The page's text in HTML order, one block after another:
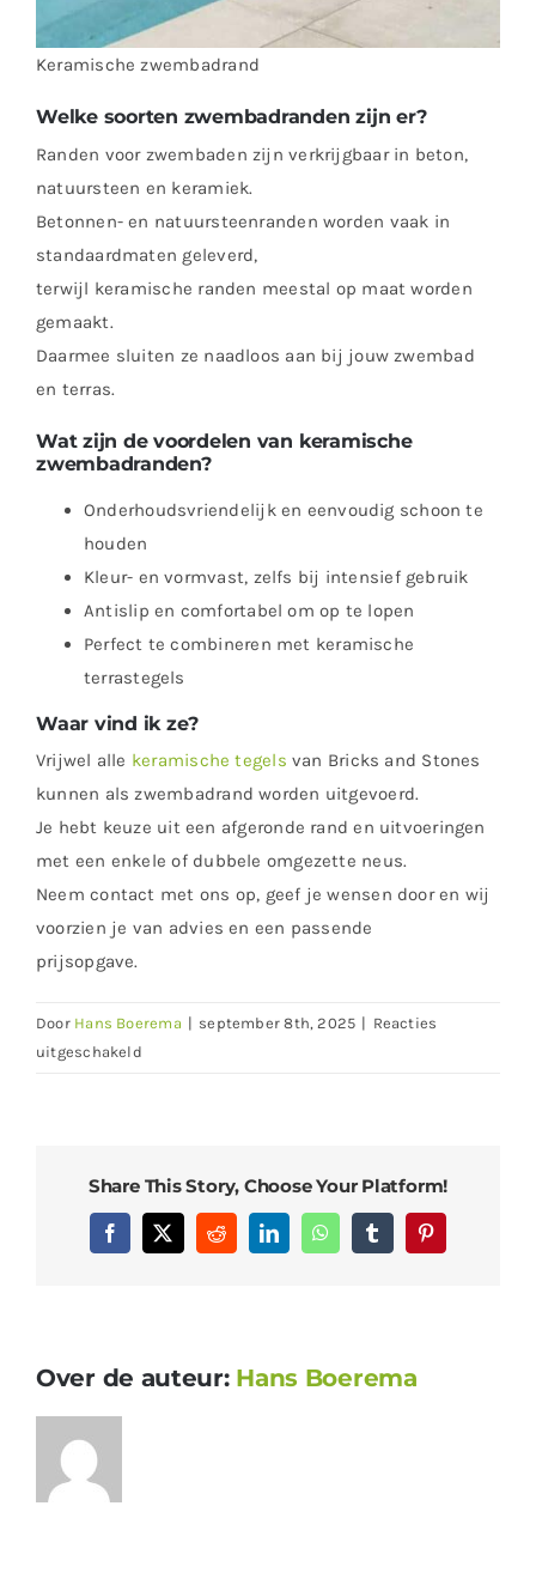
Keramische zwembadrand
Welke soorten zwembadranden zijn er?
Randen voor zwembaden zijn verkrijgbaar in beton,
natuursteen en keramiek.
Betonnen- en natuursteenranden worden vaak in
standaardmaten geleverd,
terwijl keramische randen meestal op maat worden
gemaakt.
Daarmee sluiten ze naadloos aan bij jouw zwembad
en terras.
Wat zijn de voordelen van keramische
zwembadranden?
Onderhoudsvriendelijk en eenvoudig schoon te
houden
Kleur- en vormvast, zelfs bij intensief gebruik
Antislip en comfortabel om op te lopen
Perfect te combineren met keramische
terrastegels
Waar vind ik ze?
Vrijwel alle keramische tegels van Bricks and Stones
kunnen als zwembadrand worden uitgevoerd.
Je hebt keuze uit een afgeronde rand en uitvoeringen
met een enkele of dubbele omgezette neus.
Neem contact met ons op, geef je wensen door en wij
voorzien je van advies en een passende
prijsopgave.
Door Hans Boerema | september 8th, 2025 | Reacties
uitgeschakeldvoor
Share This Story, Choose Your Platform!
Facebook
X RedditLinkedInWhatsAppTumblrPinterest
Over de auteur: Hans Boerema